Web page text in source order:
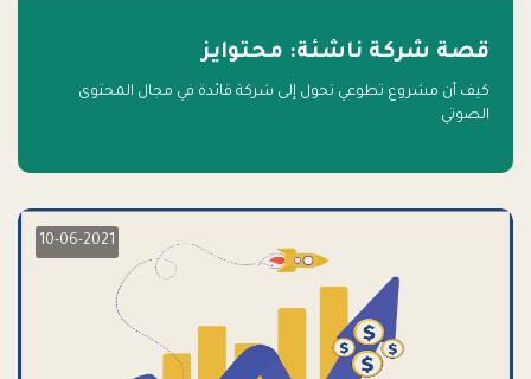
قصة شركة ناشئة: محتوايز
كيف أن مشروع تطوعي تحول إلى شركة قائدة في مجال المحتوى
الصوتي
10-06-2021